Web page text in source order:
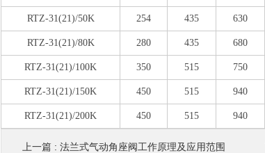
RTZ-31(21)/50K 254 435 630
RTZ-31(21)/80K 280 435 680
RTZ-31(21)/100K 350 515 750
RTZ-31(21)/150K 450 515 940
RTZ-31(21)/200K 450 515 940
上一篇 : 法兰式气动角座阀工作原理及应用范围